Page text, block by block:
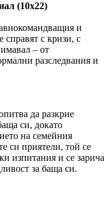
(10х22)
и
справят с кризи, с
– от
разследвания и
да разкрие
си, докато
на семейния
си приятели, той се
изпитания и се зарича
за баща си.